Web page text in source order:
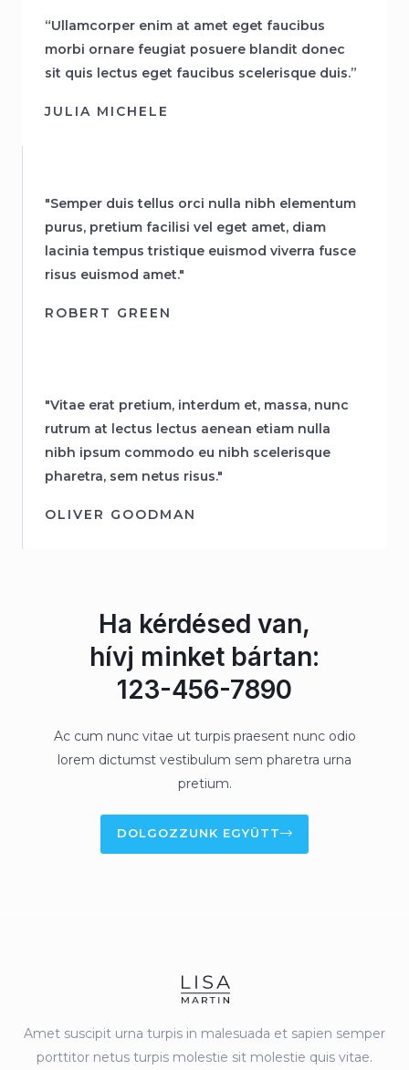
“Ullamcorper enim at amet eget faucibus
morbi ornare feugiat posuere blandit donec
sit quis lectus eget faucibus scelerisque duis.”
JULIA MICHELE
"Semper duis tellus orci nulla nibh elementum
purus, pretium facilisi vel eget amet, diam
lacinia tempus tristique euismod viverra fusce
risus euismod amet."
ROBERT GREEN
"Vitae erat pretium, interdum et, massa, nunc
rutrum at lectus lectus aenean etiam nulla
nibh ipsum commodo eu nibh scelerisque
pharetra, sem netus risus."
OLIVER GOODMAN
Ha kérdésed van,
hívj minket bártan:
123-456-7890
Ac cum nunc vitae ut turpis praesent nunc odio
lorem dictumst vestibulum sem pharetra urna
pretium.
DOLGOZZUNK EGYÜTT
Amet suscipit urna turpis in malesuada et sapien semper
porttitor netus turpis molestie sit molestie quis vitae.